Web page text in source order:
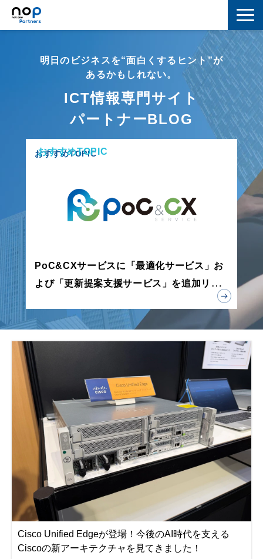
マーケティング
セキュリティ
コラボレーション
IT用語解説
明日のビジネスを“面白くするヒント”が
あるかもしれない。
ICT情報専門サイト
パートナーBLOG
おすすめTOPIC
PoC&CXサービスに「最適化サービス」お
よび「更新提案支援サービス」を追加リリ
おすすめTOPIC
Cisco Unified Edgeが登場！今後のAI時代を支える
Ciscoの新アーキテクチャを見てきました！